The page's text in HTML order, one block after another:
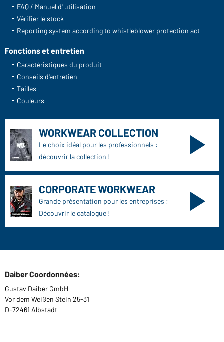
FAQ / Manuel d' utilisation
Vérifier le stock
Reporting system according to whistleblower protection act
Fonctions et entretien
Caractéristiques du produit
Conseils d'entretien
Tailles
Couleurs
WORKWEAR COLLECTION
Le choix idéal pour les professionnels :
découvrir la collection !
CORPORATE WORKWEAR
Grande présentation pour les entreprises :
Découvrir le catalogue !
Daiber Coordonnées:
Gustav Daiber GmbH
Vor dem Weißen Stein 25-31
D-72461 Albstadt